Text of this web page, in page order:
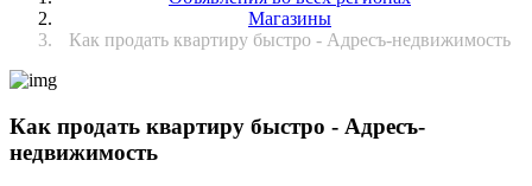
Магазины
Как продать квартиру быстро - Адресъ-недвижимость
Как продать квартиру быстро - Адресъ-
недвижимость